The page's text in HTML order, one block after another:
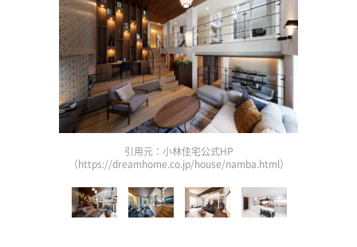
引用元：小林住宅公式HP
（https://dreamhome.co.jp/house/namba.html）